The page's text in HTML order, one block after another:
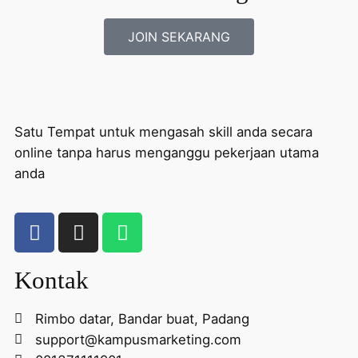
JOIN SEKARANG
Satu Tempat untuk mengasah skill anda secara
online tanpa harus menganggu pekerjaan utama
anda
Kontak
Rimbo datar, Bandar buat, Padang
support@kampusmarketing.com